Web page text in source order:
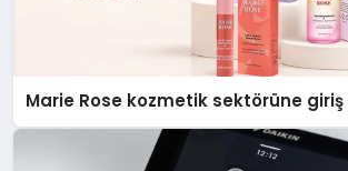
Marie Rose kozmetik sektörüne giriş